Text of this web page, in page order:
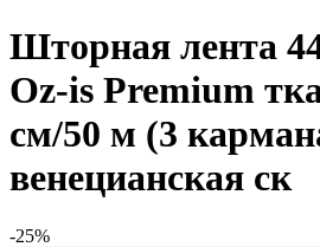
Шторная лента
Oz-is Premium
см/50 м (3
венецианская ск
-25%